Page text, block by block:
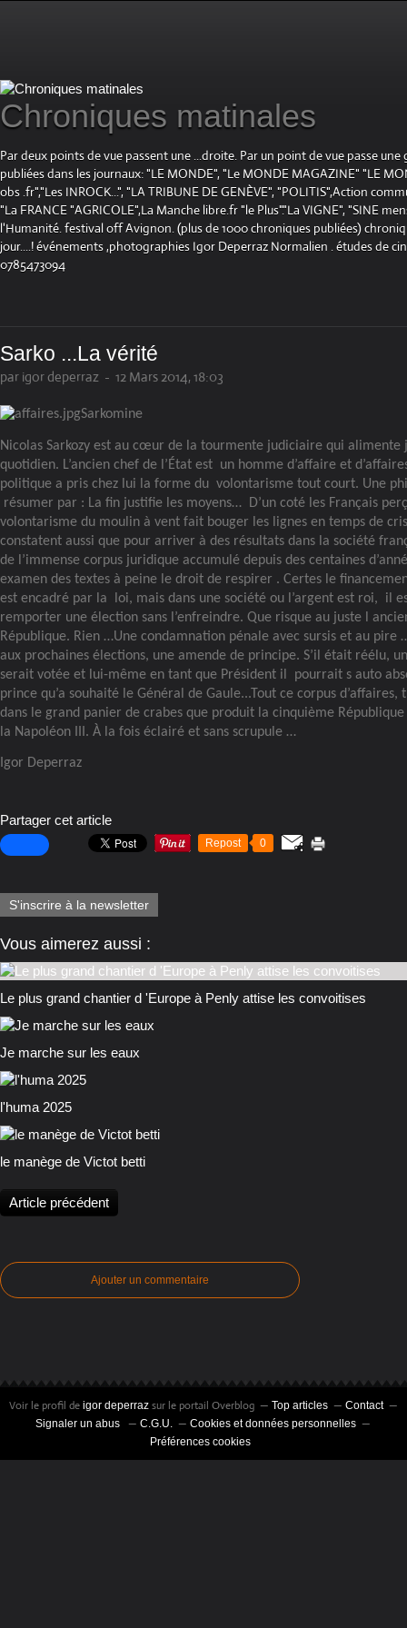
Chroniques matinales
Par deux points de vue passent une ...droite. Par un point de vue passe
publiées dans les journaux: "LE MONDE", "Le MONDE MAGAZINE" "LE
obs .fr","Les INROCK...", "LA TRIBUNE DE GENÈVE", "POLITIS",Action
"La FRANCE "AGRICOLE",La Manche libre.fr "le Plus"."La VIGNE", "SINE
l'Humanité. festival off Avignon. (plus de 1000 chroniques publiées)
jour....! événements ,photographies Igor Deperraz Normalien . études de
0785473094
Sarko ...La vérité
par igor deperraz - 12 Mars 2014, 18:03
Sarkomine
Nicolas Sarkozy est au cœur de la tourmente judiciaire qui alimente
quotidien. L’ancien chef de l’État est un homme d’affaire et
politique a pris chez lui la forme du volontarisme tout court. Une
résumer par : La fin justifie les moyens…
D’un coté les Français
volontarisme du moulin à vent fait bouger les lignes en temps de
constatent aussi que pour arriver à des résultats dans la société
de l’immense corpus juridique accumulé depuis des centaines
examen des textes à peine le droit de respirer . Certes le
est encadré par la
loi, mais dans une société ou l’argent est roi,
il
remporter une élection sans l’enfreindre. Que risque au juste l
République. Rien …Une condamnation pénale avec sursis et au pire
aux prochaines élections, une amende de principe. S’il était réélu,
serait votée et lui-même en tant que Président il
pourrait s auto
prince qu’a souhaité le Général de Gaule...Tout ce corpus
dans le grand panier de crabes que produit la cinquième
la Napoléon III. À la fois éclairé et sans scrupule …
Igor Deperraz
Partager cet article
Repost 0
S'inscrire à la newsletter
Vous aimerez aussi :
Le plus grand chantier d 'Europe à Penly attise les convoitises
Je marche sur les eaux
l'huma 2025
le manège de Victot betti
Article précédent
Ajouter un commentaire
Voir le profil de igor deperraz sur le portail Overblog Top articles
Contact
Signaler un abus
C.G.U.
Cookies et données personnelles
Préférences cookies